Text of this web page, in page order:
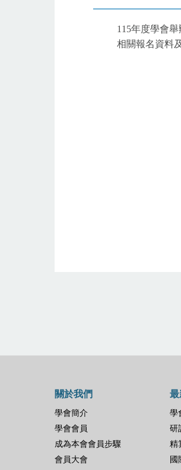
115年度學會
相關報名資料
關於我們
學會簡介
學會會員
成為本會會員步驟
會員大會
最
學
研
精
國